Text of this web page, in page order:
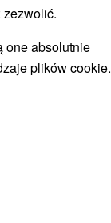
one absolutnie
plików cookie.